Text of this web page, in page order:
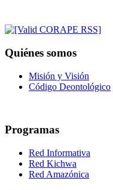
Quiénes somos
Misión y Visión
Código Deontológico
Programas
Red Informativa
Red Kichwa
Red Amazónica